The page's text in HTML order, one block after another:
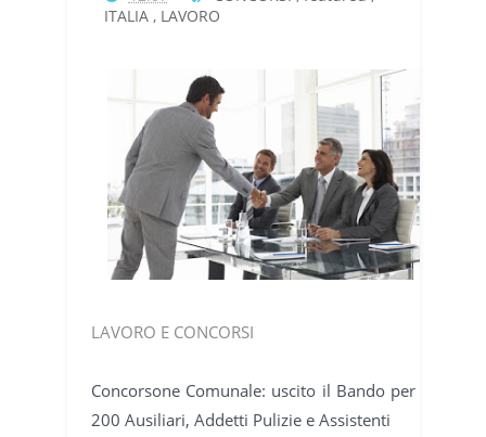
ITALIA, LAVORO
LAVORO E CONCORSI
Concorsone Comunale: uscito il Bando per
200 Ausiliari, Addetti Pulizie e Assistenti